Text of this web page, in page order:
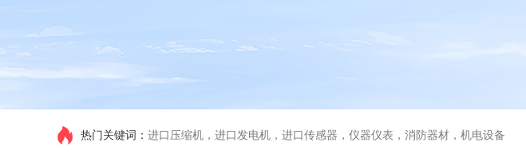
热门关键词： 进口压缩机，进口发电机，进口传感器，仪器仪表，消防器材，机电设备